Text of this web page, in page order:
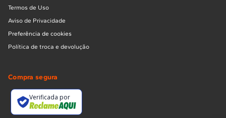
Termos de Uso
Aviso de Privacidade
Preferência de cookies
Política de troca e devolução
Compra segura
Verificada por